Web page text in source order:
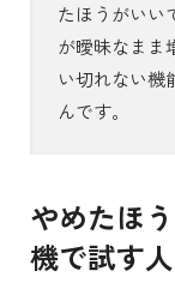
たほうがいい
が曖昧なまま
い切れない機
んです。
やめたほ
機で試す人